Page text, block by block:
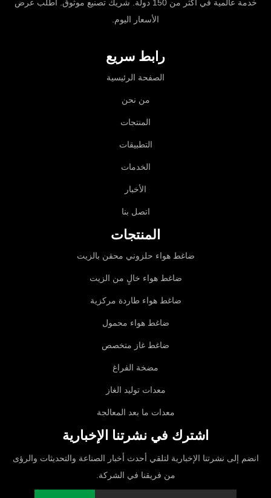
خدمة عالمية في أكثر من 150 دولة. شريك تصنيع موثوق. اطلب عرض
الأسعار اليوم.
رابط سريع
الصفحة الرئيسية
من نحن
المنتجات
التطبيقات
الخدمات
الأخبار
اتصل بنا
المنتجات
ضاغط هواء حلزوني محقن بالزيت
ضاغط هواء خالٍ من الزيت
ضاغط هواء طاردة مركزية
ضاغط هواء محمول
ضاغط غاز متخصص
مضخة الفراغ
معدات توليد الغاز
معدات ما بعد المعالجة
اشترك في نشرتنا الإخبارية
انضم إلى نشرتنا الإخبارية لتلقي أحدث أخبار الصناعة والتحديثات والرؤى
من فريقنا في الشركة.